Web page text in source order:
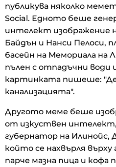
публикува няколко
Social. Едното беше
интелект изображение
Байдън и Нанси Пелоси,
басейн на Мемориала на
пълен с отпадъчни води
картинката пишеше:
канализацията".
Другото меме беше
от изкуствен
губернатор на Илинойс,
който се нахвърля върху
парче мазна пица и кофа